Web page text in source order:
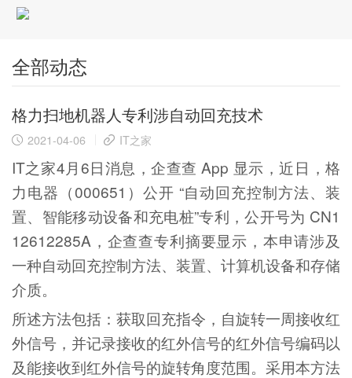
全部动态
格力扫地机器人专利涉自动回充技术
2021-04-06 IT之家
IT之家4月6日消息，企查查 App 显示，近日，格
力电器（000651）公开 “自动回充控制方法、装
置、智能移动设备和充电桩”专利，公开号为 CN1
12612285A，企查查专利摘要显示，本申请涉及
一种自动回充控制方法、装置、计算机设备和存储
介质。
所述方法包括：获取回充指令，自旋转一周接收红
外信号，并记录接收的红外信号的红外信号编码以
及能接收到红外信号的旋转角度范围。采用本方法